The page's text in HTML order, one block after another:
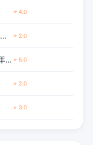
⭐ 4.0
李子柒古香古食全集 ⭐ 2.0
世界大战100年全程实录 ⭐ 5.0
⭐ 2.0
⭐ 3.0